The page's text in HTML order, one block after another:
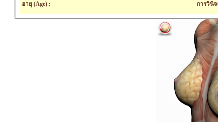
อายุ (Age) : การวินิ